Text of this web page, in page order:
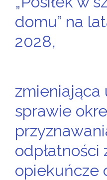
domu” na
2028,
zmieniająca
sprawie
odpłatności
opiekuńcze